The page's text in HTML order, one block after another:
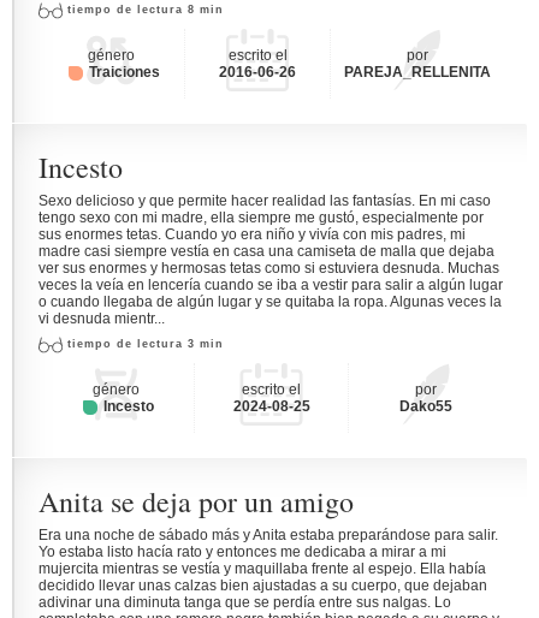
tiempo de lectura 8 min
género
Traiciones
escrito el
2016-06-26
por
PAREJA_RELLENITA
Incesto
Sexo delicioso y que permite hacer realidad las fantasías. En mi caso
tengo sexo con mi madre, ella siempre me gustó, especialmente por
sus enormes tetas. Cuando yo era niño y vivía con mis padres, mi
madre casi siempre vestía en casa una camiseta de malla que dejaba
ver sus enormes y hermosas tetas como si estuviera desnuda. Muchas
veces la veía en lencería cuando se iba a vestir para salir a algún lugar
o cuando llegaba de algún lugar y se quitaba la ropa. Algunas veces la
vi desnuda mientr...
tiempo de lectura 3 min
género
Incesto
escrito el
2024-08-25
por
Dako55
Anita se deja por un amigo
Era una noche de sábado más y Anita estaba preparándose para salir.
Yo estaba listo hacía rato y entonces me dedicaba a mirar a mi
mujercita mientras se vestía y maquillaba frente al espejo. Ella había
decidido llevar unas calzas bien ajustadas a su cuerpo, que dejaban
adivinar una diminuta tanga que se perdía entre sus nalgas. Lo